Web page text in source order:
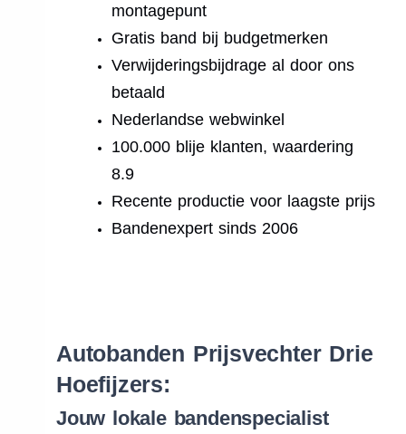
montagepunt
Gratis band bij budgetmerken
Verwijderingsbijdrage al door ons
betaald
Nederlandse webwinkel
100.000 blije klanten, waardering
8.9
Recente productie voor laagste prijs
Bandenexpert sinds 2006
Autobanden Prijsvechter Drie
Hoefijzers:
Jouw lokale bandenspecialist